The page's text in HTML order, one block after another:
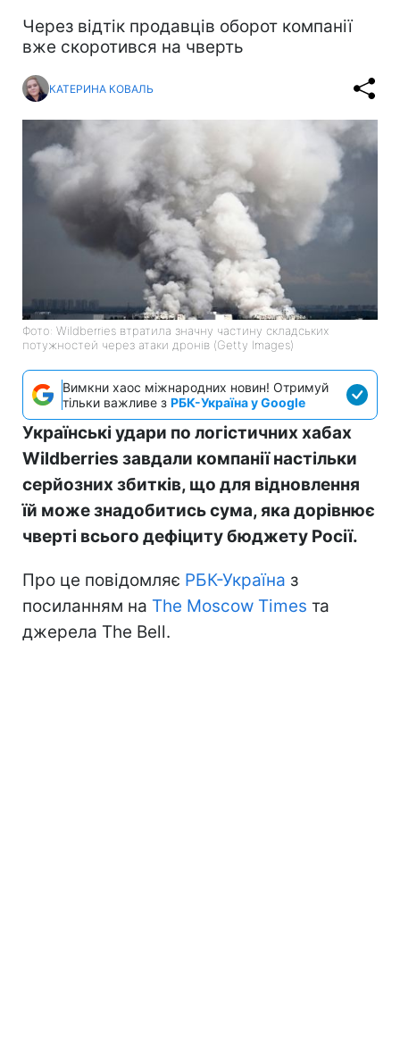
Через відтік продавців оборот компанії
вже скоротився на чверть
КАТЕРИНА КОВАЛЬ
Фото: Wildberries втратила значну частину складських
потужностей через атаки дронів (Getty Images)
Вимкни хаос міжнародних новин! Отримуй
тільки важливе з РБК-Україна у Google
Українські удари по логістичних хабах
Wildberries завдали компанії настільки
серйозних збитків, що для відновлення
їй може знадобитись сума, яка дорівнює
чверті всього дефіциту бюджету Росії.
Про це повідомляє РБК-Україна з
посиланням на The Moscow Times та
джерела The Bell.